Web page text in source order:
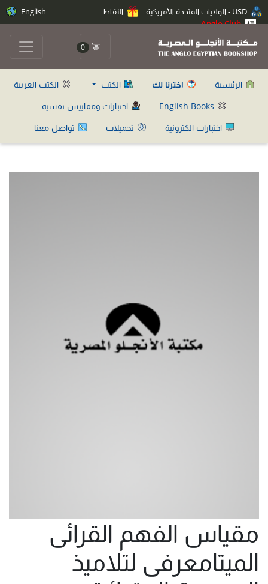
النقاط
Anglo Club
English
0
الرئيسية اخترنا لك الكتب
الكتب العربية
اختبارات ومقاييس نفسية
اختبارات الكترونية
تحميلات تواصل معنا
مقياس الفهم القرائى
الميتامعرفى لتلاميذ